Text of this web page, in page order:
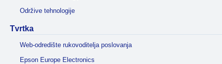
Održive tehnologije
Tvrtka
Web-odredište rukovoditelja poslovanja
Epson Europe Electronics